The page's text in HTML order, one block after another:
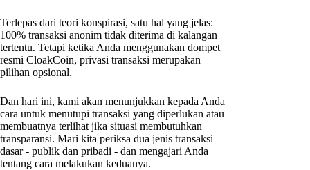
Terlepas dari teori konspirasi, satu hal yang jelas:
100% transaksi anonim tidak diterima di kalangan
tertentu. Tetapi ketika Anda menggunakan dompet
resmi CloakCoin, privasi transaksi merupakan
pilihan opsional.
Dan hari ini, kami akan menunjukkan kepada Anda
cara untuk menutupi transaksi yang diperlukan atau
membuatnya terlihat jika situasi membutuhkan
transparansi. Mari kita periksa dua jenis transaksi
dasar - publik dan pribadi - dan mengajari Anda
tentang cara melakukan keduanya.